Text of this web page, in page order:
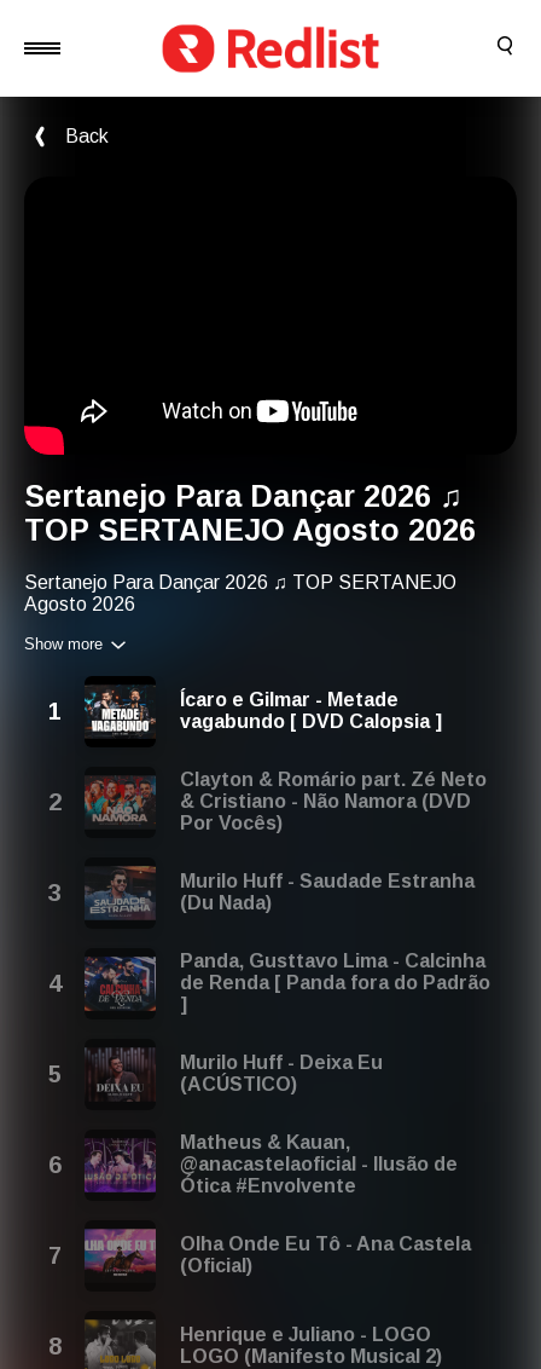
Back
Sertanejo Para Dançar 2026 ♫
TOP SERTANEJO Agosto 2026
Sertanejo Para Dançar 2026 ♫ TOP SERTANEJO
Agosto 2026
We recommend you to check other playlists or our favorite
you will like:
1. Esquenta Sertanejo 2026 Playlist de Musicas Para
In the next month, you will be able to find this playlist with
the next title: Sertanejo Para Dançar 2026 ♫ TOP
In the next year, you will be able to find this playlist with
the next title: Sertanejo Para Dançar 2027 ♫ TOP
Last Year's Title: Sertanejo Para Dançar 2025 ♫ TOP
SERTANEJO Agosto 2025
Show more
Ícaro e Gilmar - ⁠Metade
vagabundo [ DVD Calopsia ]
Clayton & Romário part. Zé Neto
& Cristiano - Não Namora (DVD
Por Vocês)
Murilo Huff - Saudade Estranha
(Du Nada)
Panda, Gusttavo Lima - Calcinha
de Renda [ Panda fora do Padrão
]
Murilo Huff - Deixa Eu
(ACÚSTICO)
Matheus & Kauan,
@anacastelaoficial - Ilusão de
Ótica #Envolvente
Olha Onde Eu Tô - Ana Castela
(Oficial)
Henrique e Juliano - LOGO
LOGO (Manifesto Musical 2)